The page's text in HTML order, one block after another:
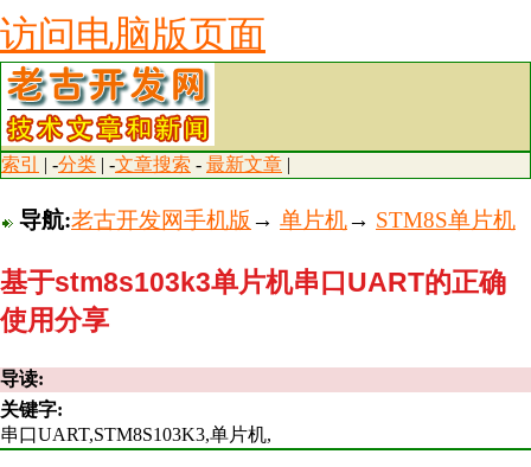
访问电脑版页面
索引 | -分类 | -文章搜索 - 最新文章 |
导航:老古开发网手机版 → 单片机→ STM8S单片机
基于stm8s103k3单片机串口UART的正确
使用分享
导读:
关键字:
串口UART,STM8S103K3,单片机,